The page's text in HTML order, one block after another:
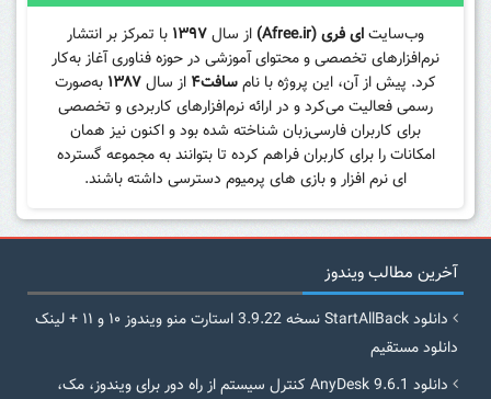
وب‌سایتای فری (Afree.ir) از سال۱۳۹۷ با تمرکز بر انتشار
نرم‌افزارهای تخصصی و محتوای آموزشی در حوزه فناوری آغاز به‌کار
کرد. پیش از آن، این پروژه با نامسافت۴ از سال۱۳۸۷ به‌صورت
رسمی فعالیت می‌کرد و در ارائه نرم‌افزارهای کاربردی و تخصصی
برای کاربران فارسی‌زبان شناخته شده بود و اکنون نیز همان
امکانات را برای کاربران فراهم کرده تا بتوانند به مجموعه گسترده
ای نرم افزار و بازی های پرمیوم دسترسی داشته باشند.
آخرین مطالب ویندوز
دانلود StartAllBack نسخه 3.9.22 استارت منو ویندوز ۱۰ و ۱۱ + لینک
دانلود مستقیم
دانلود AnyDesk 9.6.1 کنترل سیستم از راه دور برای ویندوز، مک،